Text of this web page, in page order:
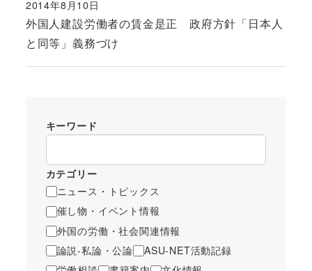
外国人建設労働者の賃金是正 政府方針「日本人
と同等」義務づけ
投稿日
2014年8月10日
キーワード
カテゴリー
ニュース・トピックス
催し物・イベント情報
外国の労働・社会関連情報
論説-私論・公論
ASU-NET活動記録